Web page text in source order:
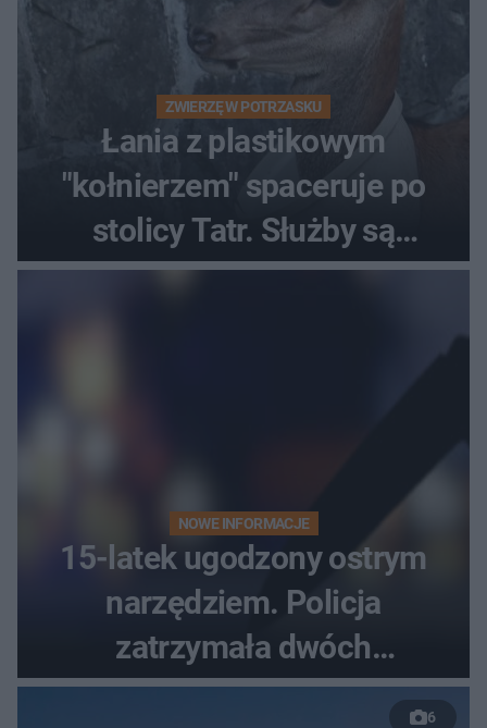
ZWIERZĘ W POTRZASKU
Łania z plastikowym
"kołnierzem" spaceruje po
stolicy Tatr. Służby są
bezradne
NOWE INFORMACJE
15-latek ugodzony ostrym
narzędziem. Policja
zatrzymała dwóch
nastolatków
6